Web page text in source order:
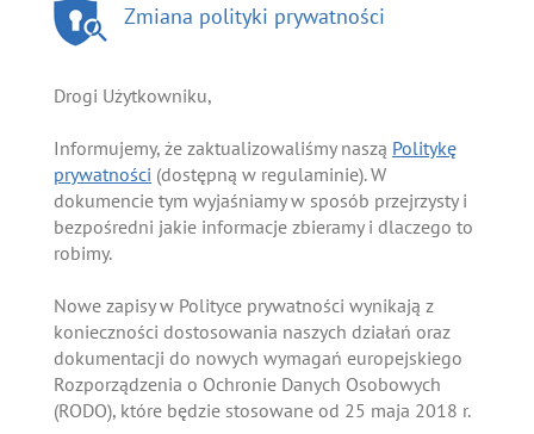
Zmiana polityki prywatności
Drogi Użytkowniku,
Informujemy, że zaktualizowaliśmy naszą Politykę
prywatności (dostępną w regulaminie). W
dokumencie tym wyjaśniamy w sposób przejrzysty i
bezpośredni jakie informacje zbieramy i dlaczego to
robimy.
Nowe zapisy w Polityce prywatności wynikają z
konieczności dostosowania naszych działań oraz
dokumentacji do nowych wymagań europejskiego
Rozporządzenia o Ochronie Danych Osobowych
(RODO), które będzie stosowane od 25 maja 2018 r.